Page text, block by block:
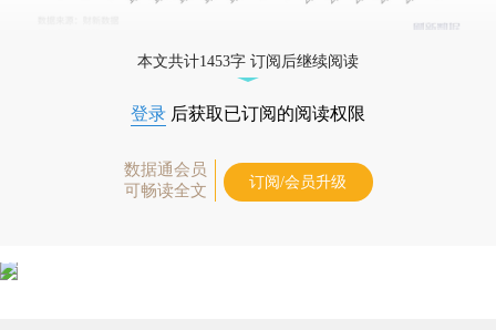
本文共计1453字 订阅后继续阅读
登录 后获取已订阅的阅读权限
数据通会员
可畅读全文
订阅/会员升级